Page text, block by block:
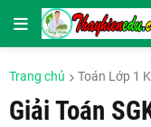
Trang chủ Toán Lớp 1
Giải Toán